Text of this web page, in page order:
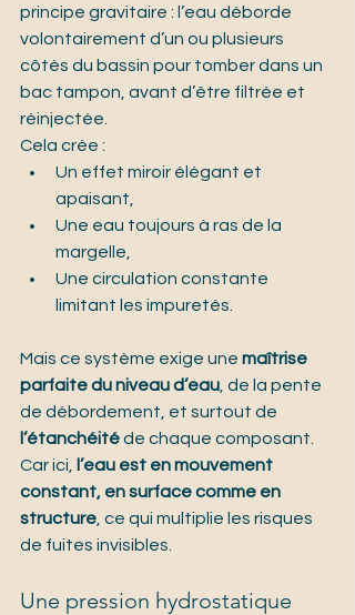
principe gravitaire : l’eau déborde
volontairement d’un ou plusieurs
côtés du bassin pour tomber dans un
bac tampon, avant d’être filtrée et
réinjectée.
Cela crée :
Un effet miroir élégant et
apaisant,
Une eau toujours à ras de la
margelle,
Une circulation constante
limitant les impuretés.
Mais ce système exige une maîtrise
parfaite du niveau d’eau , de la pente
de débordement, et surtout de
l’étanchéité de chaque composant.
Car ici,
l’eau est en mouvement
constant, en surface comme en
structure , ce qui multiplie les risques
de fuites invisibles.
Une pression hydrostatique